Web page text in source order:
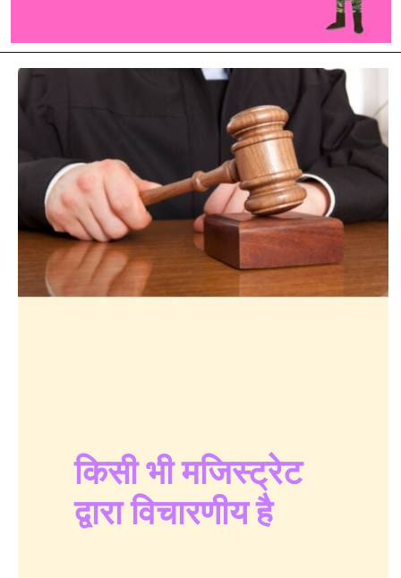
किसी भी मजिस्ट्रेट
द्वारा विचारणीय है